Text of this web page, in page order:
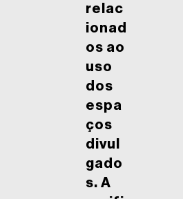
relac
ionad
os ao
uso
dos
espa
ços
divul
gado
s. A